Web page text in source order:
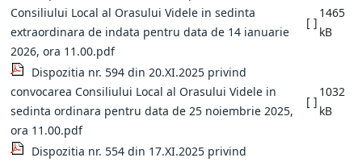
Consiliului Local al Orasului Videle in sedinta
extraordinara de indata pentru data de 14 ianuarie
2026, ora 11.00.pdf
[ ]
1465
kB
Dispozitia nr. 594 din 20.XI.2025 privind
convocarea Consiliului Local al Orasului Videle in
sedinta ordinara pentru data de 25 noiembrie 2025,
ora 11.00.pdf
[ ]
1032
kB
Dispozitia nr. 554 din 17.XI.2025 privind